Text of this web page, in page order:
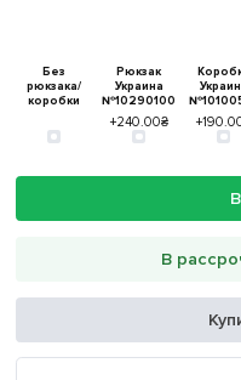
Без
рюкзака/
коробки
Рюкзак
Украина
№10290100
+240.00₴
В